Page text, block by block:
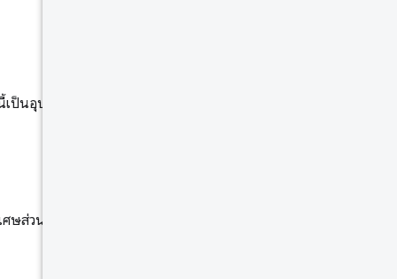
ป็นอุปกรณ์ทั่วไปที่แบ่งออกเป็น
ศษส่วน